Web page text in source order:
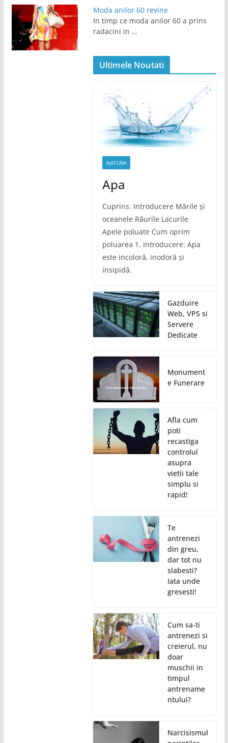
Moda anilor 60 revine
In timp ce moda anilor 60 a prins
radacini in …
Ultimele Noutati
NATURA
Apa
Cuprins: Introducere Mările și
oceanele Râurile Lacurile
Apele poluate Cum oprim
poluarea 1. Introducere: Apa
este incoloră, inodoră și
insipidă.
Gazduire
Web, VPS si
Servere
Dedicate
Monument
e Funerare
Afla cum
poti
recastiga
controlul
asupra
vietii tale
simplu si
rapid!
Te
antrenezi
din greu,
dar tot nu
slabesti?
Iata unde
gresesti!
Cum sa-ti
antrenezi si
creierul, nu
doar
muschii in
timpul
antrename
ntului?
Narcisismul